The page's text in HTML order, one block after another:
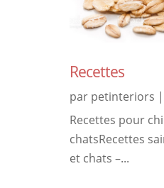
Recettes
par petinteriors |
Recettes pour
chatsRecettes
et chats –...